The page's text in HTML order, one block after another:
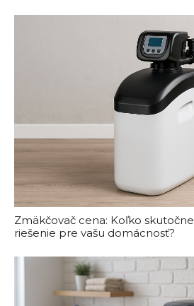
Zmäkčovač cena: Koľko
riešenie pre vašu domácnosť?